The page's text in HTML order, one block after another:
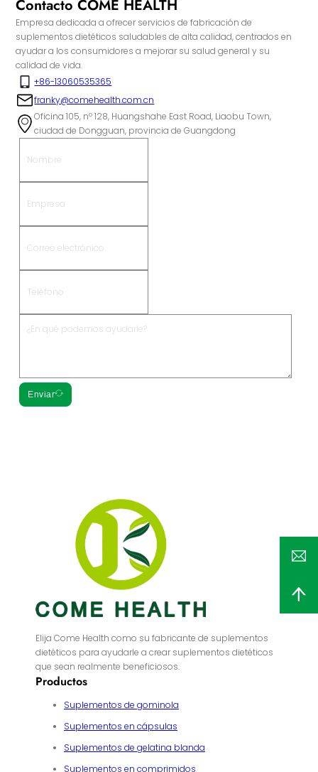
Contacto COME HEALTH
Empresa dedicada a ofrecer servicios de fabricación de
suplementos dietéticos saludables de alta calidad, centrados en
ayudar a los consumidores a mejorar su salud general y su
calidad de vida.
+86-13060535365
franky@comehealth.com.cn
Oficina 105, nº 128, Huangshahe East Road, Liaobu Town,
ciudad de Dongguan, provincia de Guangdong
Enviar
Elija Come Health como su fabricante de suplementos
dietéticos para ayudarle a crear suplementos dietéticos
que sean realmente beneficiosos.
Productos
Suplementos de gominola
Suplementos en cápsulas
Suplementos de gelatina blanda
Suplementos en comprimidos